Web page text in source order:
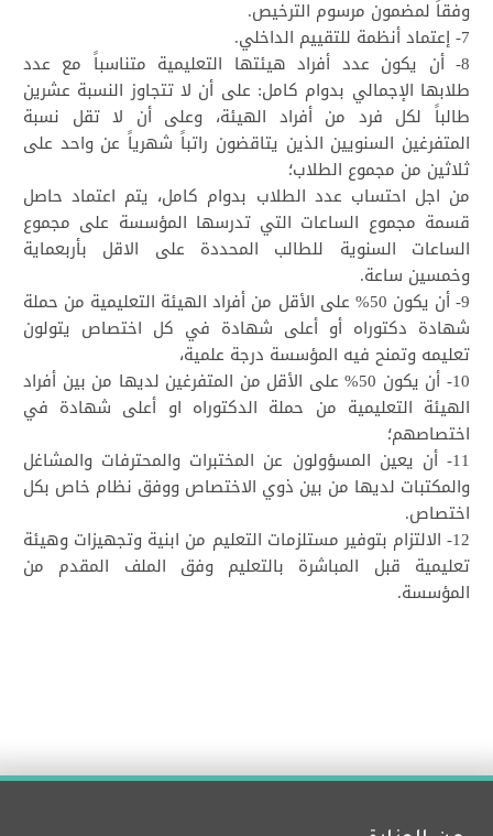
وفقاً لمضمون مرسوم الترخيص.
8- أن يكون عدد أفراد هيئتها التعليمية متناسباً مع عدد
طلابها الإجمالي بدوام كامل: على أن لا تتجاوز النسبة عشرين
طالباً لكل فرد من أفراد الهيئة، وعلى أن لا تقل نسبة
المتفرغين السنويين الذين يتاقضون راتباً شهرياً عن واحد على
ثلاثين من مجموع الطلاب؛
من اجل احتساب عدد الطلاب بدوام كامل، يتم اعتماد حاصل
قسمة مجموع الساعات التي تدرسها المؤسسة على مجموع
الساعات السنوية للطالب المحددة على الاقل بأربعماية
وخمسين ساعة.
9- أن يكون 50% على الأقل من أفراد الهيئة التعليمية من حملة
شهادة دكتوراه أو أعلى شهادة في كل اختصاص يتولون
تعليمه وتمنح فيه المؤسسة درجة علمية،
10- أن يكون 50% على الأقل من المتفرغين لديها من بين أفراد
الهيئة التعليمية من حملة الدكتوراه او أعلى شهادة في
اختصاصهم؛
11- أن يعين المسؤولون عن المختبرات والمحترفات والمشاغل
والمكتبات لديها من بين ذوي الاختصاص ووفق نظام خاص بكل
اختصاص.
12- الالتزام بتوفير مستلزمات التعليم من ابنية وتجهيزات وهيئة
تعليمية قبل المباشرة بالتعليم وفق الملف المقدم من
المؤسسة.